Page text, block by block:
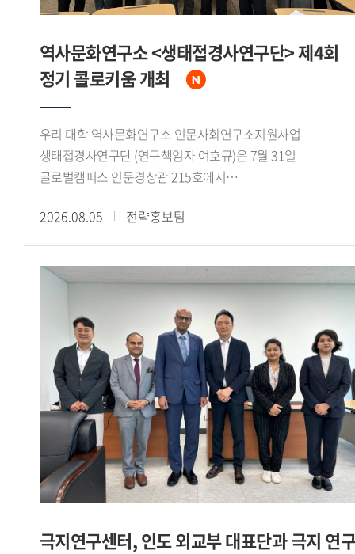
역사문화연구소 <생태접경사연구단> 제4회
정기 콜로키움 개최
우리 대학 역사문화연구소 인문사회연구소지원사업
생태접경사연구단 (연구책임자 여호규)은 7월 31일
글로벌캠퍼스 인문경상관 215호에서
《散頒刑部格》殘卷談起」라는 주제로 제4회 정기
콜로키움을 개최했다. 이번 콜로키움은 현장 강연과 Webex를
통한 온라인 강연을 병행하는 방식으로 진행됐다.이번
콜로키움에서는 중국 법제사와 당대 형벌제도를 연구해 온
陳俊强 臺北大學 역사학과 석좌교수를 초청하여 唐代 流刑의
규정과 실상―돈황 문서 『散頒刑部格』 殘卷을 중심으로
라는 주제로 심도 있는 강연을 진행했다.강연에서는 돈황에서
발견된 『散頒刑部格』 잔권과 『唐律疏議』 등을 바탕으로
당대 유형(流刑)의 법적 규정과 실제 운영 양상을 살펴봤다.
먼저 육형(肉刑) 중심의 고대 형벌체계가 도형(徒刑)과 유형
중심으로 변화하고, 북위 후기에 정식 형벌로 성립한 유형이 수
당대에 오형체계의 하나로 정비되는 과정을 설명했다. 또한
유배 거리와 노역, 현지 호적 편입, 가족의 동행을 비롯하여
사면과 형벌의 가중 등 다양한 운영 방식을 검토했다. 이를 통해
공동체로부터의 분리와 낯선 유배지에 대한 두려움에 기초한
2026.08.05 전략홍보팀
극지연구센터, 인도 외교부 대표단과 극지 연